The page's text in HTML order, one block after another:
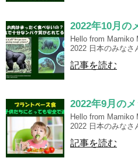
2022年10月の
Hello from
2022 日本のみなさ
記事を読む
2022年9月の
Hello from
2022 日本のみなさ
記事を読む